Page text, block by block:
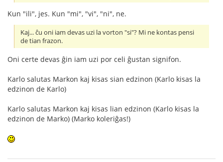
Kun "ili", jes. Kun "mi", "vi", "ni", ne.
Kaj... ĉu oni iam devas uzi la vorton "si"? Mi ne kontas pensi
de tian frazon.
Oni certe devas ĝin iam uzi por celi ĝustan signifon.
Karlo salutas Markon kaj kisas sian edzinon (Karlo kisas la
edzinon de Karlo)
Karlo salutas Markon kaj kisas lian edzinon (Karlo kisas la
edzinon de Marko) (Marko koleriĝas!)